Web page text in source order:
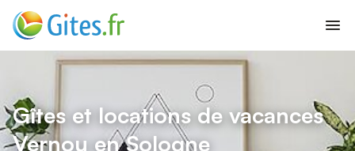
Gîtes et locations de vacances
Vernou en Sologne